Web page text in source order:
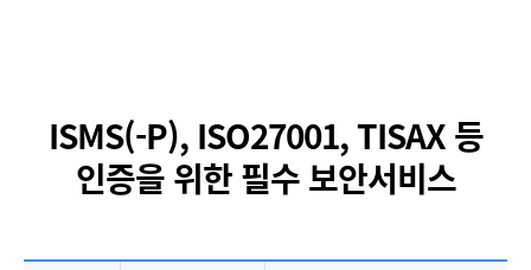
ISMS(-P), ISO27001, TISAX 등
인증을 위한 필수 보안서비스